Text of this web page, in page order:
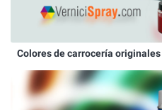
Colores de carrocería originales